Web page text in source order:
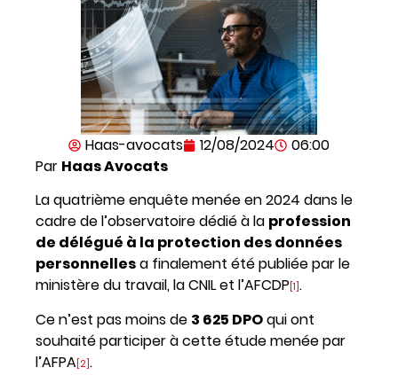
Haas-avocats 12/08/2024
06:00
Par Haas Avocats
La quatrième enquête menée en 2024 dans le
cadre de l’observatoire dédié à la profession
de délégué à la protection des données
personnellesa finalement été publiée par le
ministère du travail, la CNIL et l’AFCDP[1].
Ce n’est pas moins de 3 625 DPOqui ont
souhaité participer à cette étude menée par
l’AFPA[2].